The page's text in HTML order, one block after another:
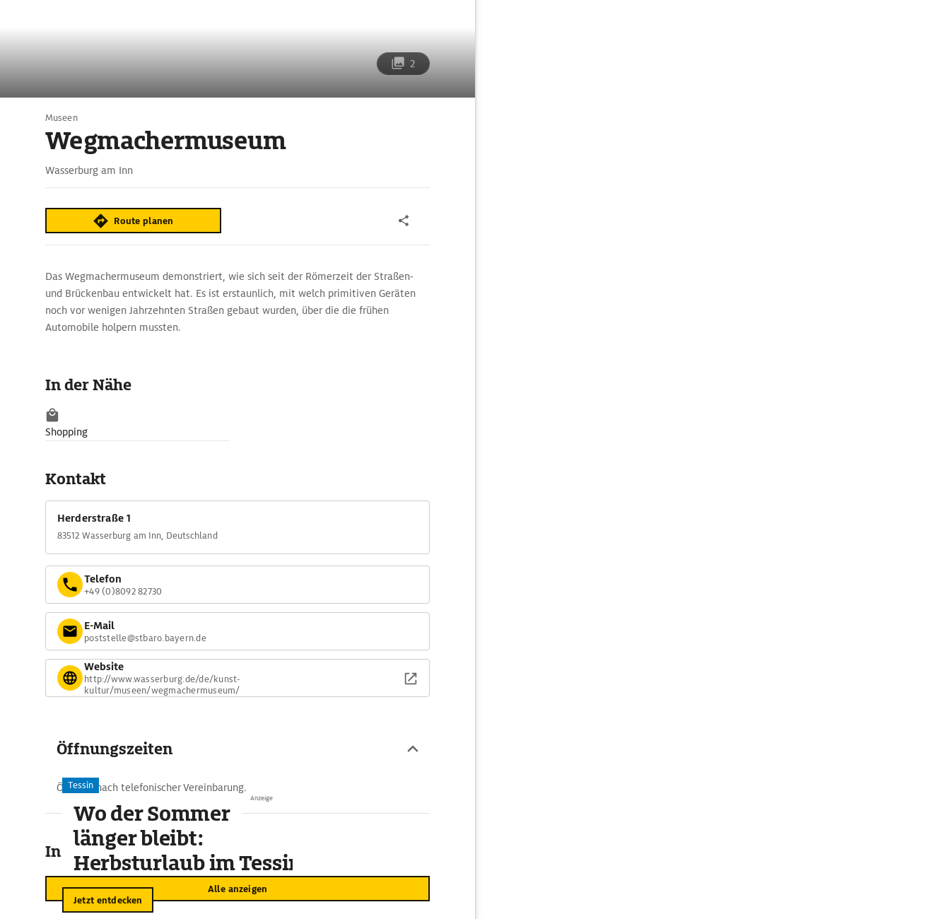
2
Museen
Wegmachermuseum
Wasserburg am Inn
Route planen
Das Wegmachermuseum demonstriert, wie sich seit der Römerzeit der Straßen-
und Brückenbau entwickelt hat. Es ist erstaunlich, mit welch primitiven Geräten
noch vor wenigen Jahrzehnten Straßen gebaut wurden, über die die frühen
Automobile holpern mussten.
In der Nähe
Shopping
Kontakt
Herderstraße 1
83512 Wasserburg am Inn, Deutschland
Telefon
+49 (0)8092 82730
E-Mail
poststelle@stbaro.bayern.de
Website
http://www.wasserburg.de/de/kunst-
kultur/museen/wegmachermuseum/
Öffnungszeiten
Öffnung nach telefonischer Vereinbarung.
In der Umgebung
Alle anzeigen
Anzeige
Tessin
Wo der Sommer
länger bleibt:
Herbsturlaub im Tessin
Jetzt entdecken